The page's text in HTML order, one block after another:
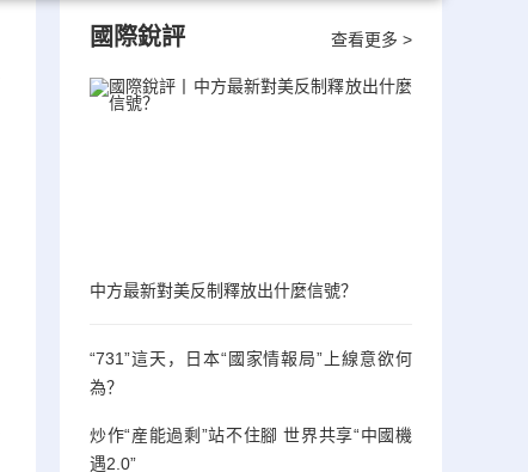
查看更多 >
國際銳評
中方最新對美反制釋放出什麼信號？
“731”這天，日本“國家情報局”上線意欲何
為？
炒作“産能過剩”站不住腳 世界共享“中國機
遇2.0”